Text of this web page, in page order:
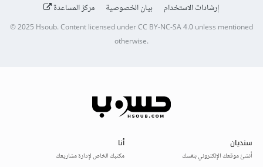
إرشادات الاستخدام
بيان الخصوصية مركز المساعدة
© 2025Hsoub.Content licensed underCC BY-NC-SA 4.0unless mentioned
otherwise.